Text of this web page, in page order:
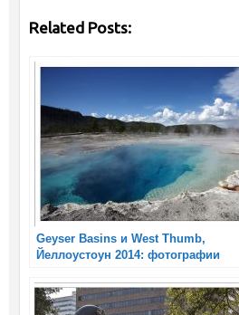
Related Posts:
Geyser Basins и West Thumb,
Йеллоустоун 2014: фотографии